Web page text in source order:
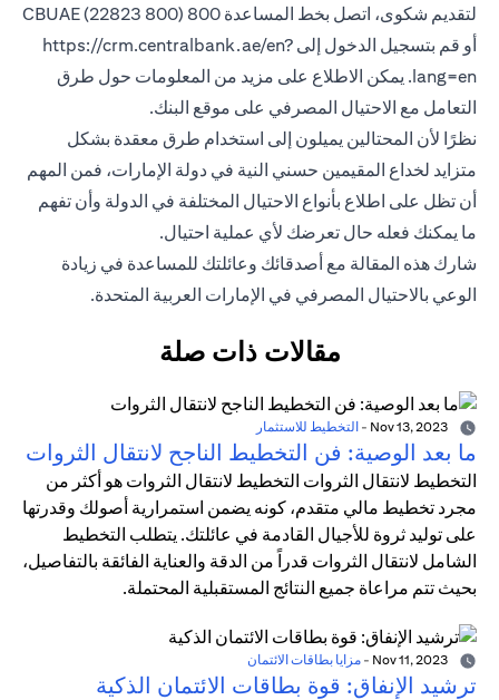
لتقديم شكوى، اتصل بخط المساعدة 800 CBUAE (22823 800)
أو قم بتسجيل الدخول إلى https://crm.centralbank.ae/en?
lang=en. يمكن الاطلاع على مزيد من المعلومات حول طرق
التعامل مع الاحتيال المصرفي على موقع البنك.
نظرًا لأن المحتالين يميلون إلى استخدام طرق معقدة بشكل
متزايد لخداع المقيمين حسني النية في دولة الإمارات، فمن المهم
أن تظل على اطلاع بأنواع الاحتيال المختلفة في الدولة وأن تفهم
ما يمكنك فعله حال تعرضك لأي عملية احتيال.
شارك هذه المقالة مع أصدقائك وعائلتك للمساعدة في زيادة
الوعي بالاحتيال المصرفي في الإمارات العربية المتحدة.
مقالات ذات صلة
- التخطيط للاستثمار
ما بعد الوصية: فن التخطيط الناجح لانتقال الثروات
التخطيط لانتقال الثروات التخطيط لانتقال الثروات هو أكثر من
مجرد تخطيط مالي متقدم، كونه يضمن استمرارية أصولك وقدرتها
على توليد ثروة للأجيال القادمة في عائلتك. يتطلب التخطيط
الشامل لانتقال الثروات قدراً من الدقة والعناية الفائقة بالتفاصيل،
بحيث تتم مراعاة جميع النتائج المستقبلية المحتملة.
- مزايا بطاقات الائتمان
ترشيد الإنفاق: قوة بطاقات الائتمان الذكية